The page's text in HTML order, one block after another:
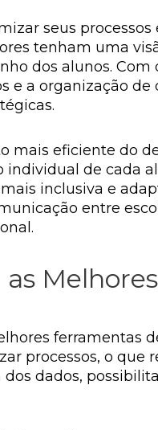
seus
tenham uma
dos alunos.
e a organização de
mais eficiente do
individual de cada
inclusiva e
entre
Melhores
ferramentas
processos, o que
dados,